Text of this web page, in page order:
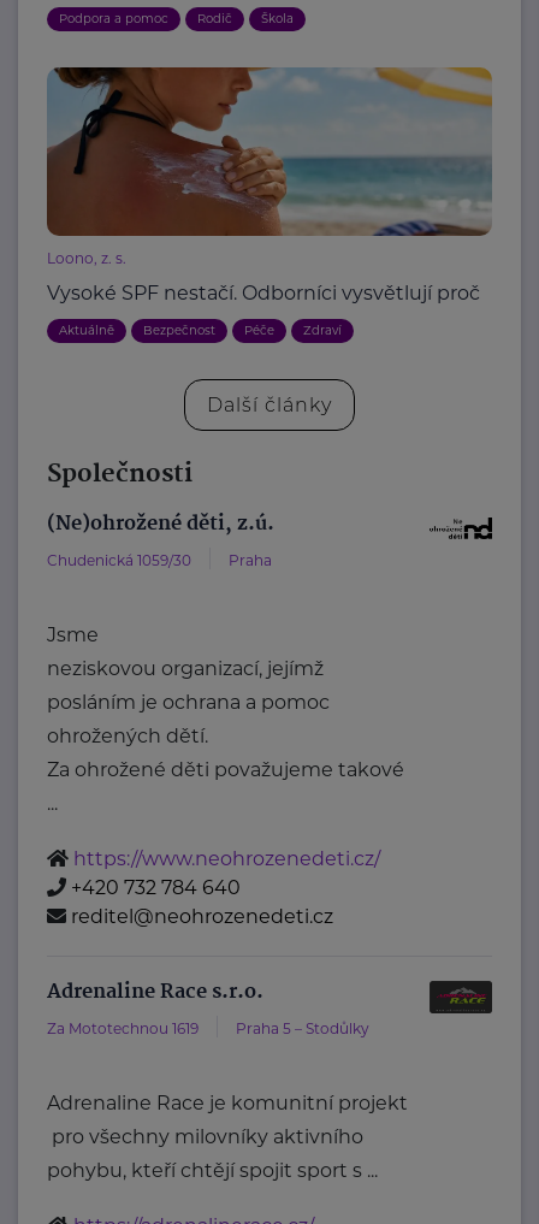
Podpora a pomoc Rodič Škola
Loono, z. s.
Vysoké SPF nestačí. Odborníci vysvětlují proč
Aktuálně Bezpečnost Péče Zdraví
Další články
Společnosti
(Ne)ohrožené děti, z.ú.
Chudenická 1059/30 Praha
Jsme
neziskovou organizací, jejímž
posláním je ochrana a pomoc
ohrožených dětí.
Za ohrožené děti považujeme takové
...
https://www.neohrozenedeti.cz/
+420 732 784 640
reditel@neohrozenedeti.cz
Adrenaline Race s.r.o.
Za Mototechnou 1619 Praha 5 – Stodůlky
Adrenaline Race je komunitní projekt
pro všechny milovníky aktivního
pohybu, kteří chtějí spojit sport s ...